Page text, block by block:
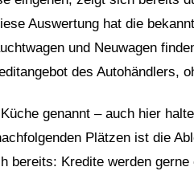
Auswertung hat die
und Neuwagen
des Autohändlers,
genannt – auch hier
Plätzen ist die
bereits: Kredite werden